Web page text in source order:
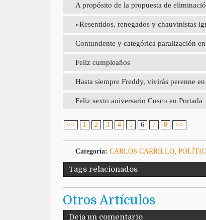
A propósito de la propuesta de
«Resentidos, renegados y chauvinistas
Contundente y categórica paralización
Feliz cumpleaños
Hasta siempre Freddy, vivirás perenne
Feliz sexto aniversario Cusco en Portada
<< 1 2 3 4 5 6 7 8 >>
Categoría: CARLOS CARRILLO,
Tags relacionados
Otros Artículos
Deja un comentario